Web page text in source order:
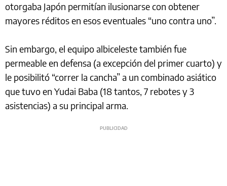
otorgaba Japón permitían ilusionarse con obtener
mayores réditos en esos eventuales “uno contra uno”.
Sin embargo, el equipo albiceleste también fue
permeable en defensa (a excepción del primer cuarto) y
le posibilitó “correr la cancha” a un combinado asiático
que tuvo en Yudai Baba (18 tantos, 7 rebotes y 3
asistencias) a su principal arma.